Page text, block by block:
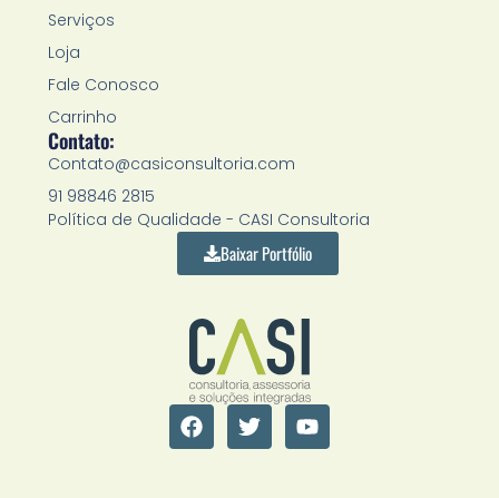
F
a
c
T
w
i
Y
o
u
Serviços
Loja
Fale Conosco
Carrinho
Contato:
Contato@casiconsultoria.com
91 98846 2815
Política de Qualidade - CASI Consultoria
Baixar Portfólio